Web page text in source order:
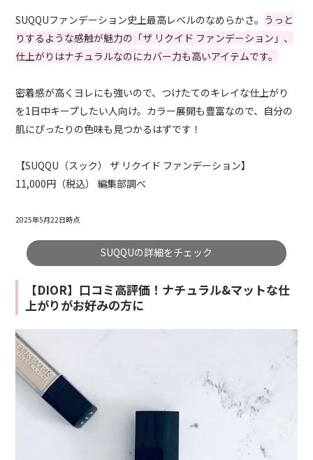
SUQQUファンデーション史上最高レベルのなめらかさ。 うっと
りするような感触が魅力の「ザ リクイド ファンデーション」、
仕上がりはナチュラルなのにカバー力も高いアイテムです。
密着感が高くヨレにも強いので、つけたてのキレイな仕上がり
を1日中キープしたい人向け。カラー展開も豊富なので、自分の
肌にぴったりの色味も見つかるはずです！
【SUQQU（スック） ザ リクイド ファンデーション】
11,000円（税込） 編集部調べ
2025年5月22日時点
SUQQUの詳細をチェック
【DIOR】口コミ高評価！ナチュラル&マットな仕
上がりがお好みの方に